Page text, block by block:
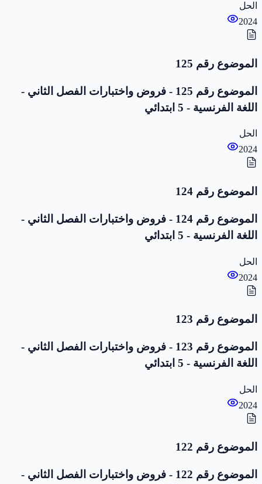
الحل
2024
الموضوع رقم 125
الموضوع رقم 125 - فروض واختبارات الفصل الثاني -
اللغة الفرنسية - 5 ابتدائي
الحل
2024
الموضوع رقم 124
الموضوع رقم 124 - فروض واختبارات الفصل الثاني -
اللغة الفرنسية - 5 ابتدائي
الحل
2024
الموضوع رقم 123
الموضوع رقم 123 - فروض واختبارات الفصل الثاني -
اللغة الفرنسية - 5 ابتدائي
الحل
2024
الموضوع رقم 122
الموضوع رقم 122 - فروض واختبارات الفصل الثاني -